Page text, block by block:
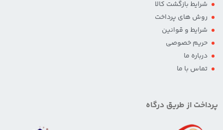
شرایط بازگشت کالا
روش های پرداخت
شرایط و قوانین
حریم خصوصی
درباره ما
تماس با ما
پرداخت از طریق درگاه